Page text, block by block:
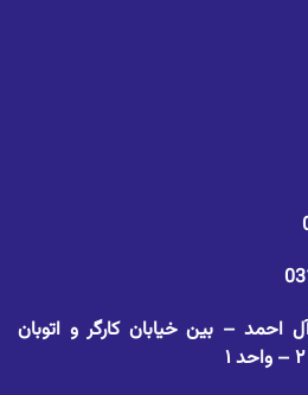
احمد – بین خیابان کارگر و اتوبان